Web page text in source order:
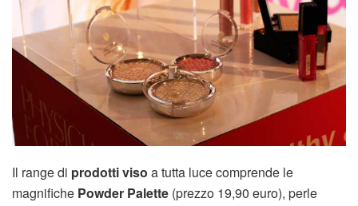
Il range di prodotti viso a tutta luce comprende le
magnifiche Powder Palette (prezzo 19,90 euro), perle